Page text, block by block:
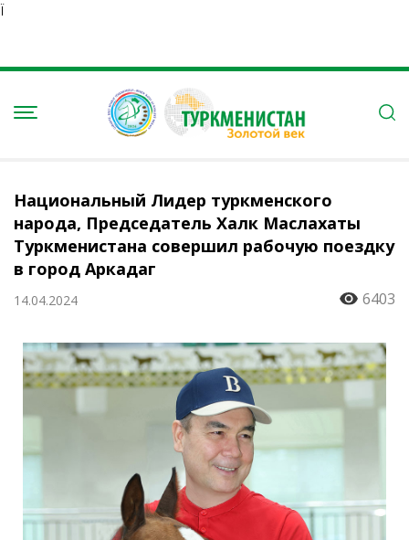
Ï
Национальный Лидер туркменского
народа, Председатель Халк Маслахаты
Туркменистана совершил рабочую поездку
в город Аркадаг
14.04.2024 6403